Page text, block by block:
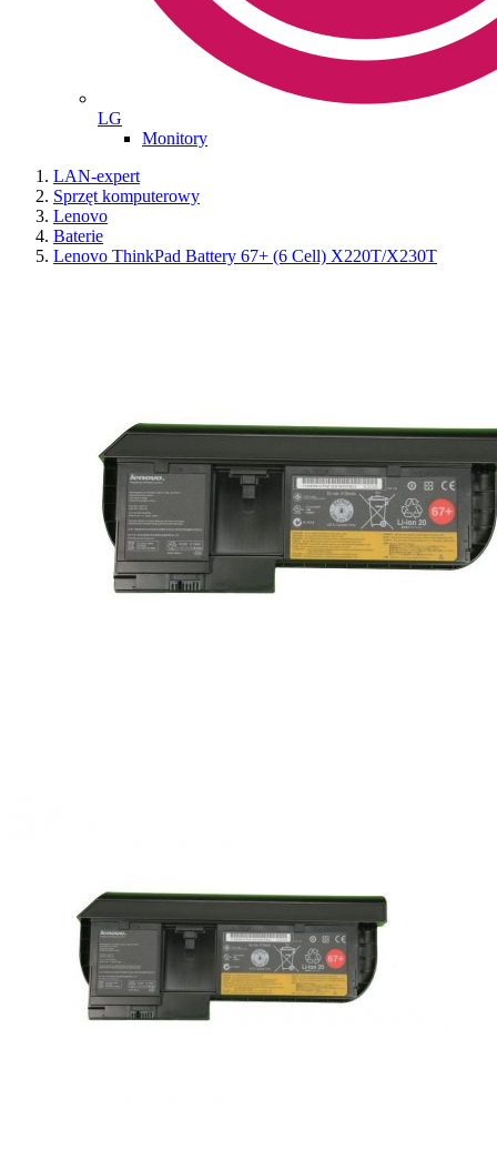
LG
Monitory
LAN-expert
Sprzęt komputerowy
Lenovo
Baterie
Lenovo ThinkPad Battery 67+ (6 Cell) X220T/X230T